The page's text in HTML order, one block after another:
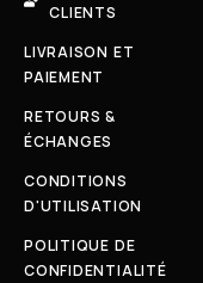
CLIENTS
LIVRAISON ET
PAIEMENT
RETOURS &
ÉCHANGES
CONDITIONS
D'UTILISATION
POLITIQUE DE
CONFIDENTIALITÉ